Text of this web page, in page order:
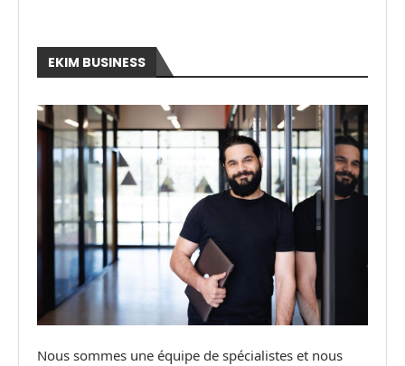
EKIM BUSINESS
Nous sommes une équipe de spécialistes et nous